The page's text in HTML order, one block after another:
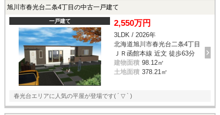
旭川市春光台二条4丁目の中古一戸建て
一戸建て 2,550万円
3LDK / 2026年
北海道旭川市春光台二条4丁目
ＪＲ函館本線 近文 徒歩63分
建物面積 98.12㎡
土地面積 378.21㎡
春光台エリアに人気の平屋が登場です( ´ ▽ ` )